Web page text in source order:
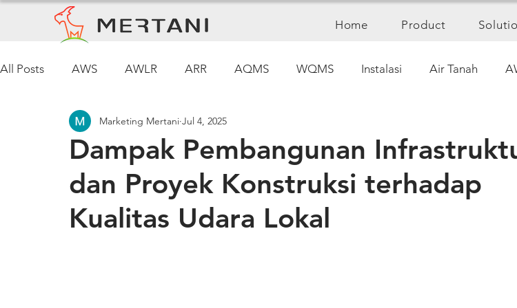
Home Product
All Posts AWS AWLR ARR AQMS WQMS Instalasi Air Tanah
Pemantauan Cuaca
Dampak Pembangunan
dan Proyek Konstruksi terhadap
Kualitas Udara Lokal
Marketing Mertani Jul 4, 2025